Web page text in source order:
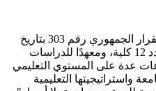
تأسست جامعة دمنهور بمقتضى القرار الجمهوري رقم 303 بتاريخ
26-10-2010، هذا وتضم الجامعة عدد 12 كلية، ومعهدًا للدراسات
عدة على المستوي التعليمي
واستراتيجيتها التعليمية